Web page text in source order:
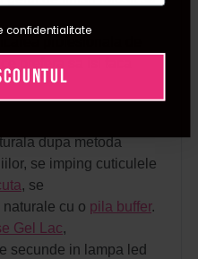
profesionala de
dupa metoda
se imping cuticulele
, se
cu o pila buffer.
Gel Lac,
secunde in lampa led
confidentialitate